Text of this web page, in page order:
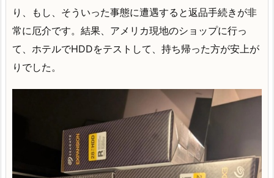
り、もし、そういった事態に遭遇すると返品手続きが非
常に厄介です。結果、アメリカ現地のショップに行っ
て、ホテルでHDDをテストして、持ち帰った方が安上が
りでした。